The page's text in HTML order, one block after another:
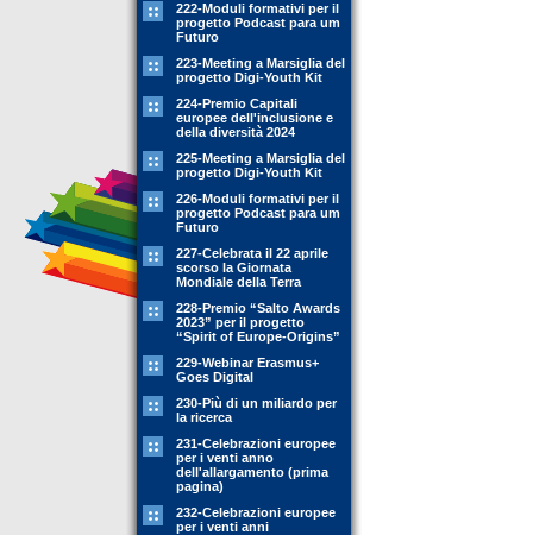
222-Moduli formativi per il
progetto Podcast para um
Futuro
223-Meeting a Marsiglia del
progetto Digi-Youth Kit
224-Premio Capitali
europee dell'inclusione e
della diversità 2024
225-Meeting a Marsiglia del
progetto Digi-Youth Kit
226-Moduli formativi per il
progetto Podcast para um
Futuro
227-Celebrata il 22 aprile
scorso la Giornata
Mondiale della Terra
228-Premio “Salto Awards
2023” per il progetto
“Spirit of Europe-Origins”
229-Webinar Erasmus+
Goes Digital
230-Più di un miliardo per
la ricerca
231-Celebrazioni europee
per i venti anno
dell'allargamento (prima
pagina)
232-Celebrazioni europee
per i venti anni